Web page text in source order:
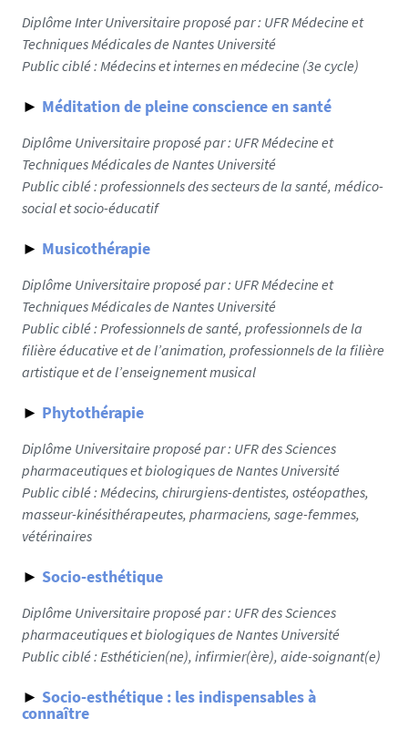
Diplôme Inter Universitaire proposé par : UFR Médecine et
Techniques Médicales de Nantes Université
Public ciblé : Médecins et internes en médecine (3e cycle)
► Méditation de pleine conscience en santé
Diplôme Universitaire proposé par : UFR Médecine et
Techniques Médicales de Nantes Université
Public ciblé : professionnels des secteurs de la santé, médico-
social et socio-éducatif
► Musicothérapie
Diplôme Universitaire proposé par : UFR Médecine et
Techniques Médicales de Nantes Université
Public ciblé : Professionnels de santé, professionnels de la
filière éducative et de l’animation, professionnels de la filière
artistique et de l’enseignement musical
► Phytothérapie
Diplôme Universitaire proposé par : UFR des Sciences
pharmaceutiques et biologiques de Nantes Université
Public ciblé : Médecins, chirurgiens-dentistes, ostéopathes,
masseur-kinésithérapeutes, pharmaciens, sage-femmes,
vétérinaires
► Socio-esthétique
Diplôme Universitaire proposé par : UFR des Sciences
pharmaceutiques et biologiques de Nantes Université
Public ciblé : Esthéticien(ne), infirmier(ère), aide-soignant(e)
► Socio-esthétique : les indispensables à
connaître